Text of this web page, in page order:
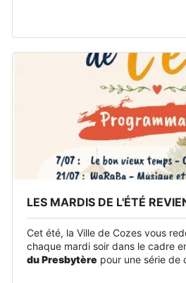
LES MARDIS DE L'ÉTÉ
Cet été, la Ville de Cozes vous
chaque mardi soir dans le cadre
du Presbytère pour une série de